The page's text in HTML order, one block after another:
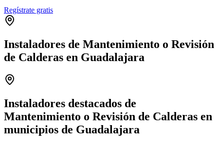
Regístrate gratis
Instaladores de Mantenimiento o Revisión
de Calderas en Guadalajara
−
Instaladores destacados de
Mantenimiento o Revisión de Calderas en
municipios de Guadalajara